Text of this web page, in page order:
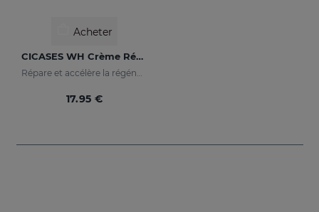
Acheter
CICASES WH Crème Réparatrice
Répare et accélère la régénération cutanée
17.95 €